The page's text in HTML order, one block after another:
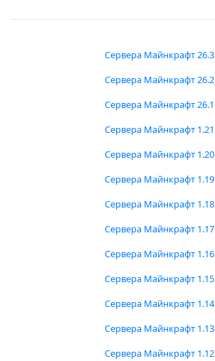
Сервера Майнкрафт 26.3
Сервера Майнкрафт 26.2
Сервера Майнкрафт 26.1
Сервера Майнкрафт 1.21
Сервера Майнкрафт 1.20
Сервера Майнкрафт 1.19
Сервера Майнкрафт 1.18
Сервера Майнкрафт 1.17
Сервера Майнкрафт 1.16
Сервера Майнкрафт 1.15
Сервера Майнкрафт 1.14
Сервера Майнкрафт 1.13
Сервера Майнкрафт 1.12